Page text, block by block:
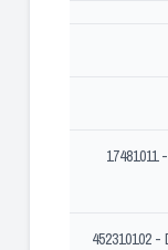
17481011
452310102 -